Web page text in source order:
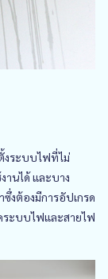
งระบบไฟที่ไม่
นได้ และบาง
ซึ่งต้องมีการอัปเกรด
ระบบไฟและสายไฟ